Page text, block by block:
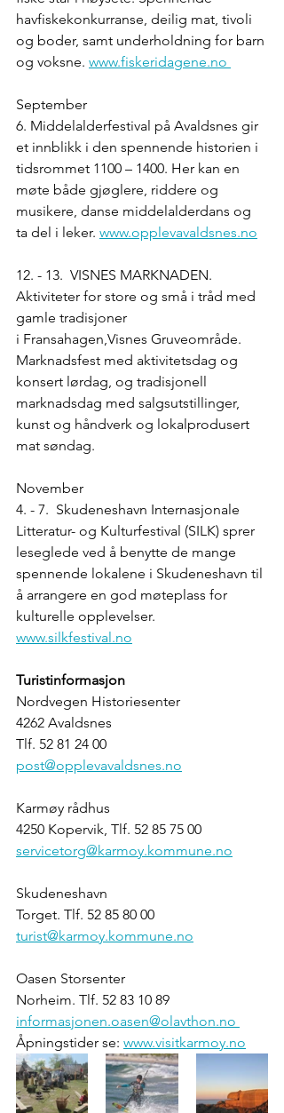
havfiskekonkurranse, deilig mat, tivoli
og boder, samt underholdning for barn
og voksne. www.fiskeridagene.no
September
6. Middelalderfestival på Avaldsnes gir
et innblikk i den spennende historien i
tidsrommet 1100 – 1400. Her kan en
møte både gjøglere, riddere og
musikere, danse middelalderdans og
ta del i leker. www.opplevavaldsnes.no
12. - 13. VISNES MARKNADEN.
Aktiviteter for store og små i tråd med
gamle tradisjoner
i Fransahagen,Visnes Gruveområde.
Marknadsfest med aktivitetsdag og
konsert lørdag, og tradisjonell
marknadsdag med salgsutstillinger,
kunst og håndverk og lokalprodusert
mat søndag.
November
4. - 7. Skudeneshavn Internasjonale
Litteratur- og Kulturfestival (SILK) sprer
leseglede ved å benytte de mange
spennende lokalene i Skudeneshavn til
å arrangere en god møteplass for
kulturelle opplevelser.
www.silkfestival.no
Turistinformasjon
Nordvegen Historiesenter
4262 Avaldsnes
Tlf. 52 81 24 00
post@opplevavaldsnes.no
Karmøy rådhus
4250 Kopervik, Tlf. 52 85 75 00
servicetorg@karmoy.kommune.no
Skudeneshavn
Torget. Tlf. 52 85 80 00
turist@karmoy.kommune.no
Oasen Storsenter
Norheim. Tlf. 52 83 10 89
informasjonen.oasen@olavthon.no
Åpningstider se: www.visitkarmoy.no